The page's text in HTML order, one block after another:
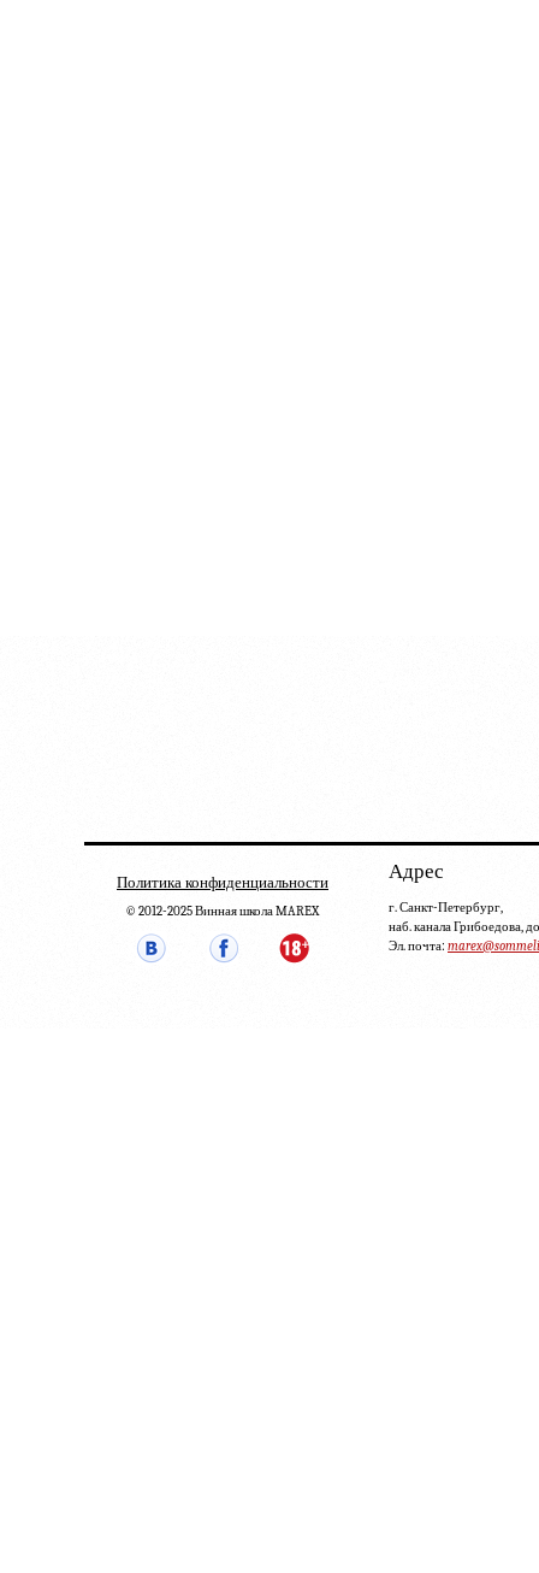
Политика конфиденциальности
© 2012-2025 Винная школа MAREX
Адрес
г. Санкт-Петербург,
наб. канала Грибоедова,
Эл. почта: